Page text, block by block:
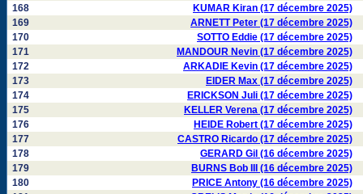
168
KUMAR Kiran (17 décembre 2025)
169
ARNETT Peter (17 décembre 2025)
170
SOTTO Eddie (17 décembre 2025)
171
MANDOUR Nevin (17 décembre 2025)
172
ARKADIE Kevin (17 décembre 2025)
173
EIDER Max (17 décembre 2025)
174
ERICKSON Juli (17 décembre 2025)
175
KELLER Verena (17 décembre 2025)
176
HEIDE Robert (17 décembre 2025)
177
CASTRO Ricardo (17 décembre 2025)
178
GERARD Gil (16 décembre 2025)
179
BURNS Bob III (16 décembre 2025)
180
PRICE Antony (16 décembre 2025)